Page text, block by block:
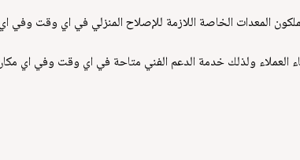
المعدات الخاصة اللازمة للإصلاح المنزلي في اي وقت وفي